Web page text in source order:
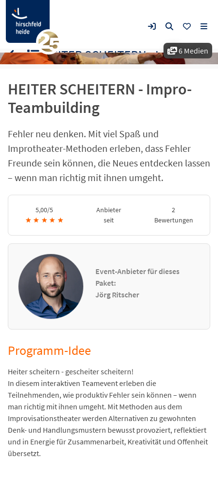
6 Medien
HEITER SCHEITERN - Impro-
Teambuilding
Fehler neu denken. Mit viel Spaß und
Improtheater-Methoden erleben, dass Fehler
Freunde sein können, die Neues entdecken lassen
– wenn man richtig mit ihnen umgeht.
5,00/5
★ ★ ★ ★ ★
Anbieter
seit
2
Bewertungen
Event-Anbieter für dieses
Paket:
Jörg Ritscher
HEITER SCHEITERN - Impro-Teambuilding
Programm-Idee
Heiter scheitern - gescheiter scheitern!
In diesem interaktiven Teamevent erleben die
Teilnehmenden, wie produktiv Fehler sein können – wenn
man richtig mit ihnen umgeht. Mit Methoden aus dem
Improvisationstheater werden Alternativen zu gewohnten
Denk- und Handlungsmustern bewusst provoziert, reflektiert
und in Energie für Zusammenarbeit, Kreativität und Offenheit
übersetzt.